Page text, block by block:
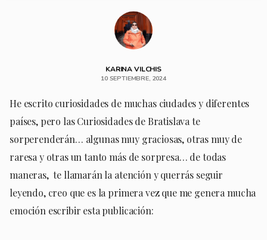
KARINA VILCHIS
10 SEPTIEMBRE, 2024
He escrito curiosidades de muchas ciudades y diferentes
países, pero las Curiosidades de Bratislava te
sorperenderán… algunas muy graciosas, otras muy de
raresa y otras un tanto más de sorpresa… de todas
maneras, te llamarán la atención y querrás seguir
leyendo, creo que es la primera vez que me genera mucha
emoción escribir esta publicación: